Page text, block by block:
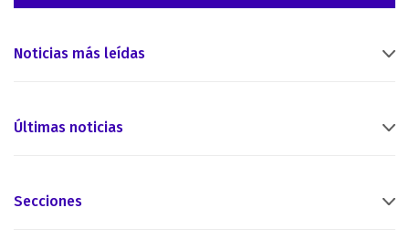
Noticias más leídas
Últimas noticias
Secciones